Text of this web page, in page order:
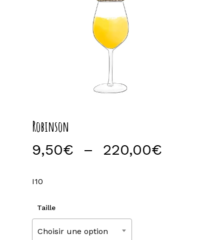
Robinson
9,50€ – 220,00€
I10
Taille
Choisir une option